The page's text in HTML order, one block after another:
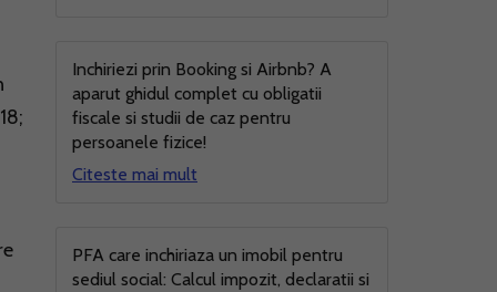
Inchiriezi prin Booking si Airbnb? A
aparut ghidul complet cu obligatii
fiscale si studii de caz pentru
persoanele fizice!
Citeste mai mult
PFA care inchiriaza un imobil pentru
sediul social: Calcul impozit, declaratii si